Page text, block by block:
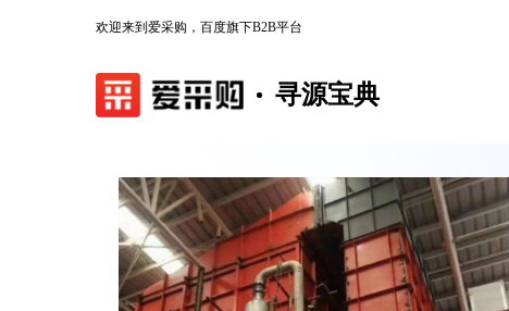
欢迎来到爱采购，百度旗下B2B平台
寻源宝典